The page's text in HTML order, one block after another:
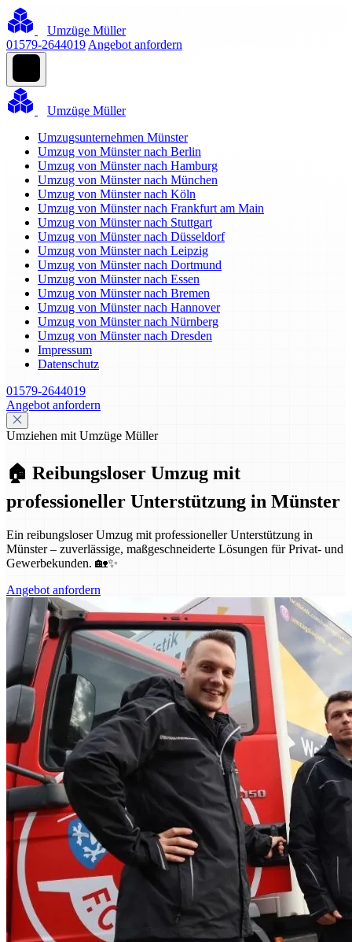
Umzüge Müller
01579-2644019 Angebot anfordern
Umzüge Müller
Umzugsunternehmen Münster
Umzug von Münster nach Berlin
Umzug von Münster nach Hamburg
Umzug von Münster nach München
Umzug von Münster nach Köln
Umzug von Münster nach Frankfurt am Main
Umzug von Münster nach Stuttgart
Umzug von Münster nach Düsseldorf
Umzug von Münster nach Leipzig
Umzug von Münster nach Dortmund
Umzug von Münster nach Essen
Umzug von Münster nach Bremen
Umzug von Münster nach Hannover
Umzug von Münster nach Nürnberg
Umzug von Münster nach Dresden
Impressum
Datenschutz
01579-2644019
Angebot anfordern
Umziehen mit Umzüge Müller
🏠 Reibungsloser Umzug mit
professioneller Unterstützung in Münster
Ein reibungsloser Umzug mit professioneller Unterstützung in
Münster – zuverlässige, maßgeschneiderte Lösungen für Privat- und
Gewerbekunden. 🏡✨
Angebot anfordern